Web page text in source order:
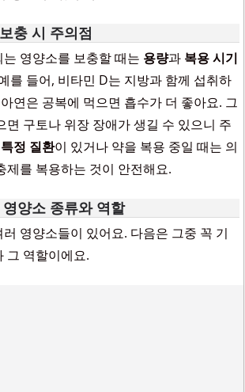
충 시 주의점
영양소를 보충할 때는 용량과 복용 시기
를 들어, 비타민 D는 지방과 함께 섭취하
연은 공복에 먹으면 흡수가 더 좋아요. 그
면 구토나 위장 장애가 생길 수 있으니 주
특정 질환이 있거나 약을 복용 중일 때는 의
제를 복용하는 것이 안전해요.
양소 종류와 역할
영양소들이 있어요. 다음은 그중 꼭 기
그 역할이에요.